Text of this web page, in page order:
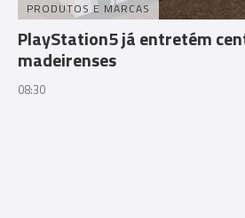
PRODUTOS E MARCAS
PlayStation5 já entretém
madeirenses
08:30